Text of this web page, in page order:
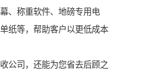
、称重软件、地磅专用电
纸等，帮助客户以更低成本
公司，还能为您省去后顾之